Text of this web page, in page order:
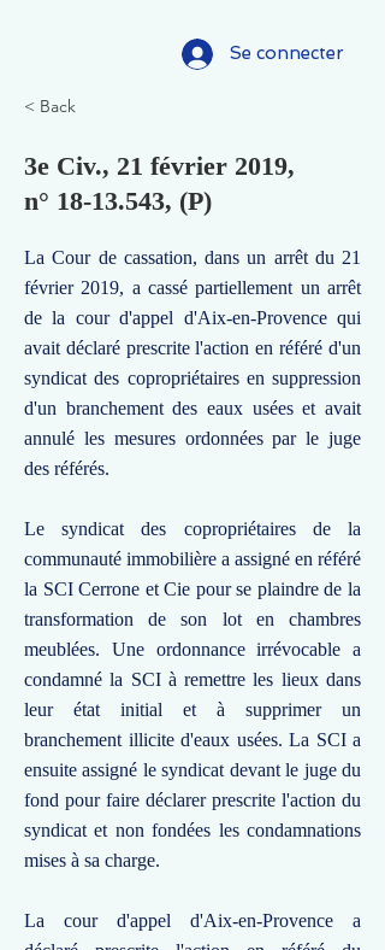
Se connecter
< Back
3e Civ., 21 février 2019,
n° 18-13.543, (P)
La Cour de cassation, dans un arrêt du 21
février 2019, a cassé partiellement un arrêt
de la cour d'appel d'Aix-en-Provence qui
avait déclaré prescrite l'action en référé d'un
syndicat des copropriétaires en suppression
d'un branchement des eaux usées et avait
annulé les mesures ordonnées par le juge
des référés.
Le syndicat des copropriétaires de la
communauté immobilière a assigné en référé
la SCI Cerrone et Cie pour se plaindre de la
transformation de son lot en chambres
meublées. Une ordonnance irrévocable a
condamné la SCI à remettre les lieux dans
leur état initial et à supprimer un
branchement illicite d'eaux usées. La SCI a
ensuite assigné le syndicat devant le juge du
fond pour faire déclarer prescrite l'action du
syndicat et non fondées les condamnations
mises à sa charge.
La cour d'appel d'Aix-en-Provence a